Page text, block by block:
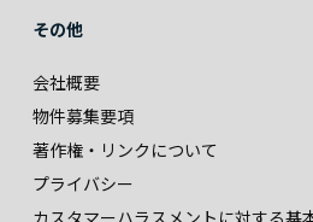
その他
会社概要
物件募集要項
著作権・リンクについて
プライバシー